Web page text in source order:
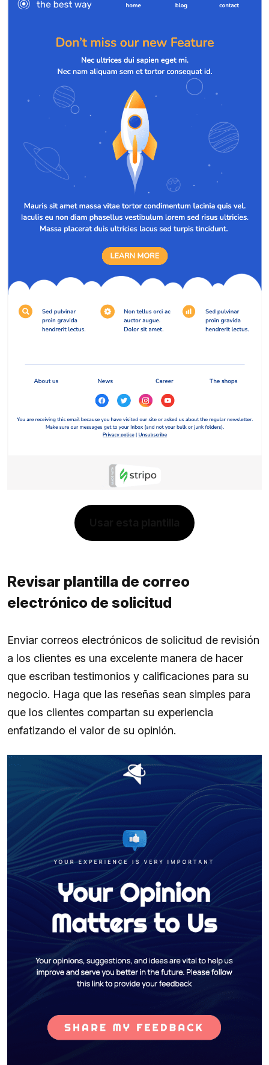
Revisar plantilla de correo
electrónico de solicitud
Enviar correos electrónicos de solicitud de revisión
a los clientes es una excelente manera de hacer
que escriban testimonios y calificaciones para su
negocio. Haga que las reseñas sean simples para
que los clientes compartan su experiencia
enfatizando el valor de su opinión.